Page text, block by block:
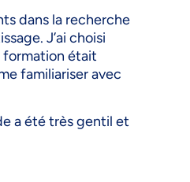
dans la recherche
J’ai choisi
formation était
familiariser avec
a été très gentil et